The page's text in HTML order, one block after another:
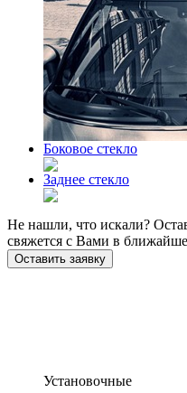
Боковое стекло
Заднее стекло
Не нашли, что искали?
свяжется с Вами в
Оставить заявку
Установочные